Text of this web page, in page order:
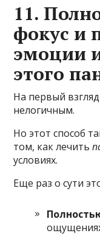
11.
фокус и
эмоции
этого
На первый
нелогичным.
Но этот способ
том, как лечить
условиях.
Еще раз о сути